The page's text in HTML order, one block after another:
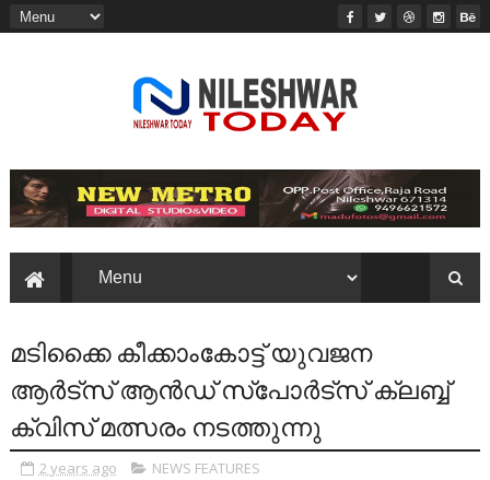
മടിക്കൈ കീക്കാംകോട്ട് യുവജന
ആർട്സ് ആൻഡ് സ്പോർട്സ് ക്ലബ്ബ്
ക്വിസ് മത്സരം നടത്തുന്നു
2 years ago NEWS FEATURES